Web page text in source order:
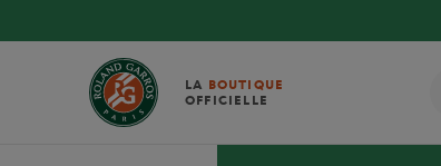
LA BOUTIQUE
OFFICIELLE